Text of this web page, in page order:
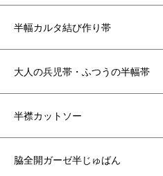
半幅カルタ結び作り帯
大人の兵児帯・ふつうの半幅帯
半襟カットソー
脇全開ガーゼ半じゅばん